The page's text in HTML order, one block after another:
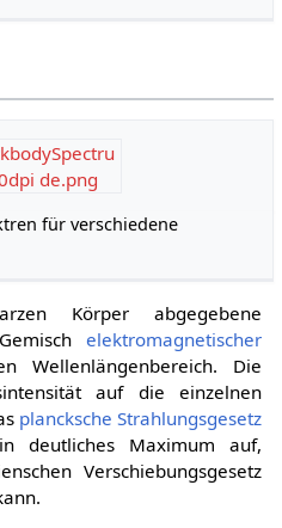
de.png
für verschiedene
Körper abgegebene
elektromagnetischer
Die
auf die einzelnen
plancksche Strahlungsgesetz
deutliches Maximum auf,
Verschiebungsgesetz